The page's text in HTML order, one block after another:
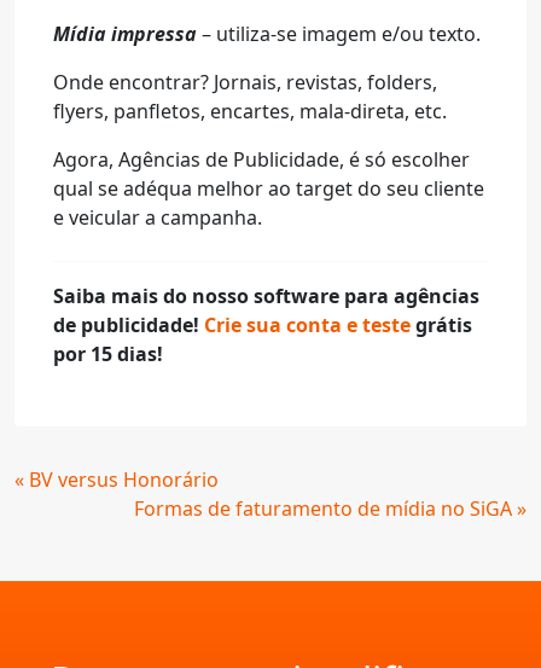
Mídia impressa– utiliza-se imagem e/ou texto.
Onde encontrar? Jornais, revistas, folders,
flyers, panfletos, encartes, mala-direta, etc.
Agora, Agências de Publicidade, é só escolher
qual se adéqua melhor ao target do seu cliente
e veicular a campanha.
Saiba mais do nosso software para agências
de publicidade! Crie sua conta e testegrátis
por 15 dias!
Continue
« BV versus Honorário
Formas de faturamento de mídia no SiGA »